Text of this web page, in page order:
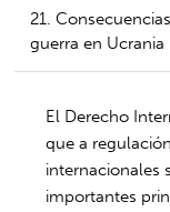
21.
guerra en Ucrania
El Derecho
que a
internacionales
importantes